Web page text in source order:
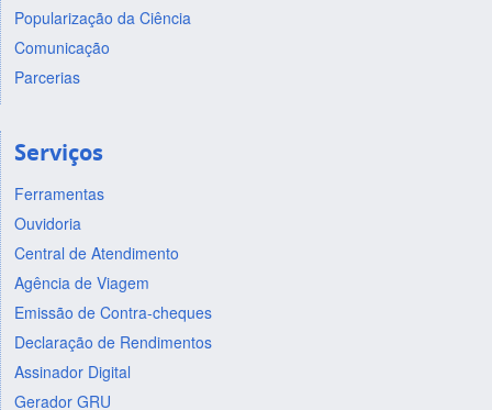
Popularização da Ciência
Comunicação
Parcerias
Serviços
Ferramentas
Ouvidoria
Central de Atendimento
Agência de Viagem
Emissão de Contra-cheques
Declaração de Rendimentos
Assinador Digital
Gerador GRU